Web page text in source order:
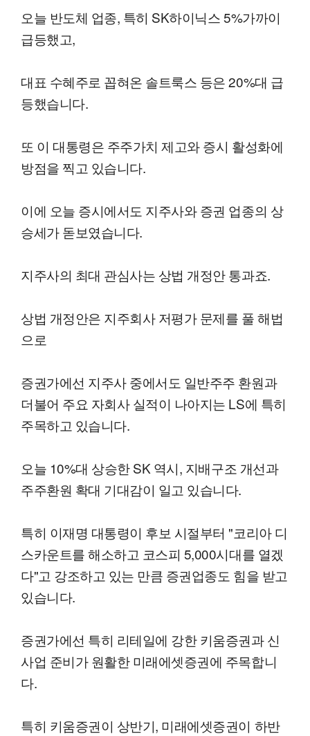
오늘 반도체 업종, 특히 SK하이닉스 5%가까이
급등했고,
대표 수혜주로 꼽혀온 솔트룩스 등은 20%대 급
등했습니다.
또 이 대통령은 주주가치 제고와 증시 활성화에
방점을 찍고 있습니다.
이에 오늘 증시에서도 지주사와 증권 업종의 상
승세가 돋보였습니다.
지주사의 최대 관심사는 상법 개정안 통과죠.
상법 개정안은 지주회사 저평가 문제를 풀 해법
으로
증권가에선 지주사 중에서도 일반주주 환원과
더불어 주요 자회사 실적이 나아지는 LS에 특히
주목하고 있습니다.
오늘 10%대 상승한 SK 역시, 지배구조 개선과
주주환원 확대 기대감이 일고 있습니다.
특히 이재명 대통령이 후보 시절부터 "코리아 디
스카운트를 해소하고 코스피 5,000시대를 열겠
다"고 강조하고 있는 만큼 증권업종도 힘을 받고
있습니다.
증권가에선 특히 리테일에 강한 키움증권과 신
사업 준비가 원활한 미래에셋증권에 주목합니
다.
특히 키움증권이 상반기, 미래에셋증권이 하반